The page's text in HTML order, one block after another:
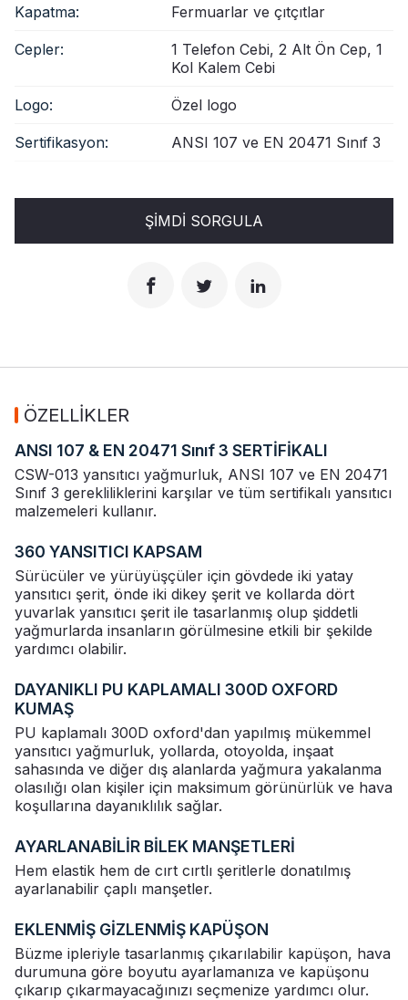
Kapatma: Fermuarlar ve çıtçıtlar
Cepler:
1 Telefon Cebi, 2 Alt Ön Cep, 1
Kol Kalem Cebi
Logo: Özel logo
Sertifikasyon: ANSI 107 ve EN 20471 Sınıf 3
ŞIMDI SORGULA
ÖZELLİKLER
ANSI 107 & EN 20471 Sınıf 3 SERTİFİKALI
CSW-013 yansıtıcı yağmurluk, ANSI 107 ve EN 20471
Sınıf 3 gerekliliklerini karşılar ve tüm sertifikalı yansıtıcı
malzemeleri kullanır.
360 YANSITICI KAPSAM
Sürücüler ve yürüyüşçüler için gövdede iki yatay
yansıtıcı şerit, önde iki dikey şerit ve kollarda dört
yuvarlak yansıtıcı şerit ile tasarlanmış olup şiddetli
yağmurlarda insanların görülmesine etkili bir şekilde
yardımcı olabilir.
DAYANIKLI PU KAPLAMALI 300D OXFORD
KUMAŞ
PU kaplamalı 300D oxford'dan yapılmış mükemmel
yansıtıcı yağmurluk, yollarda, otoyolda, inşaat
sahasında ve diğer dış alanlarda yağmura yakalanma
olasılığı olan kişiler için maksimum görünürlük ve hava
koşullarına dayanıklılık sağlar.
AYARLANABİLİR BİLEK MANŞETLERİ
Hem elastik hem de cırt cırtlı şeritlerle donatılmış
ayarlanabilir çaplı manşetler.
EKLENMİŞ GİZLENMİŞ KAPÜŞON
Büzme ipleriyle tasarlanmış çıkarılabilir kapüşon, hava
durumuna göre boyutu ayarlamanıza ve kapüşonu
çıkarıp çıkarmayacağınızı seçmenize yardımcı olur.